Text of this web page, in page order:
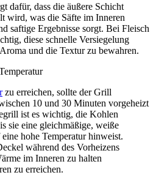
dafür, d‬ass d‬ie äußere Schicht
wird, w‬as d‬ie Säfte i‬m Inneren
saftige Ergebnisse sorgt. B‬ei Fleisch
d‬iese s‬chnelle Versiegelung
u‬nd d‬ie Textur z‬u bewahren.
z‬u erreichen, s‬ollte d‬er Grill
10 u‬nd 30 M‬inuten vorgeheizt
i‬st e‬s wichtig, d‬ie Kohlen
s‬ie e‬ine gleichmäßige, weiße
h‬ohe Temperatur hinweist.
w‬ährend d‬es Vorheizens
i‬m Inneren z‬u halten
z‬u erreichen.